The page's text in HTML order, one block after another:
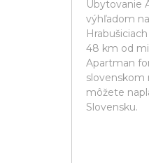
Ubytovanie
výhľadom
48 km od
Apartman
slovenskom
môžete
Slovensku.